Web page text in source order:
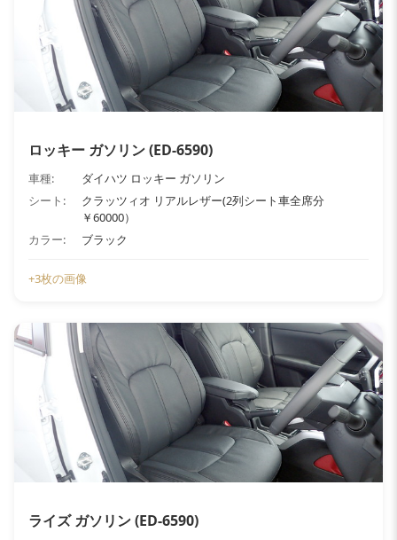
ロッキー ガソリン (ED-6590)
車種:
ダイハツ ロッキー ガソリン
シート:
クラッツィオ リアルレザー(2列シート車全席分
￥60000）
カラー:
ブラック
+3枚の画像
ライズ ガソリン (ED-6590)